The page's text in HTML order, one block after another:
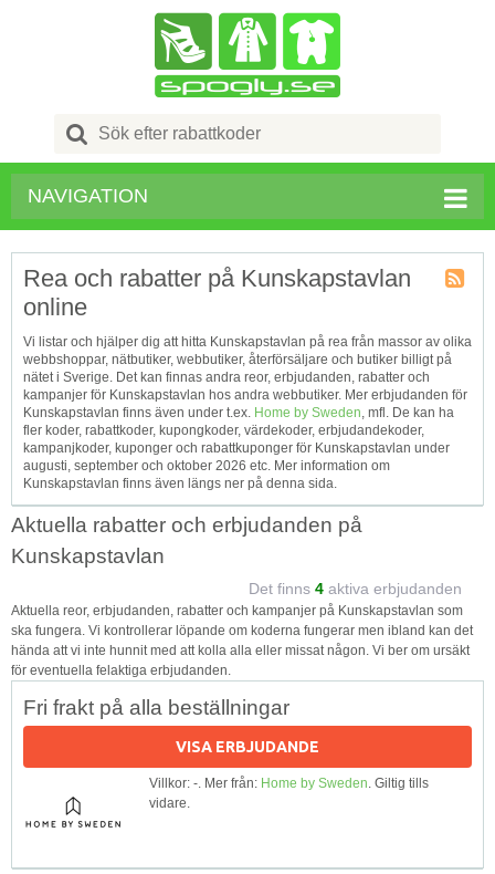
Search
for:
NAVIGATION
RSS
Rea och rabatter på Kunskapstavlan
online
Vi listar och hjälper dig att hitta Kunskapstavlan på rea från massor av olika
webbshoppar, nätbutiker, webbutiker, återförsäljare och butiker billigt på
nätet i Sverige. Det kan finnas andra reor, erbjudanden, rabatter och
kampanjer för Kunskapstavlan hos andra webbutiker. Mer erbjudanden för
Kunskapstavlan finns även under t.ex. Home by Sweden, mfl. De kan ha
fler koder, rabattkoder, kupongkoder, värdekoder, erbjudandekoder,
kampanjkoder, kuponger och rabattkuponger för Kunskapstavlan under
augusti, september och oktober 2026 etc. Mer information om
Kunskapstavlan finns även längs ner på denna sida.
Aktuella rabatter och erbjudanden på
Kunskapstavlan
Det finns 4 aktiva erbjudanden
Aktuella reor, erbjudanden, rabatter och kampanjer på Kunskapstavlan som
ska fungera. Vi kontrollerar löpande om koderna fungerar men ibland kan det
hända att vi inte hunnit med att kolla alla eller missat någon. Vi ber om ursäkt
för eventuella felaktiga erbjudanden.
Fri frakt på alla beställningar
VISA ERBJUDANDE
Villkor: -. Mer från: Home by Sweden. Giltig tills
vidare.